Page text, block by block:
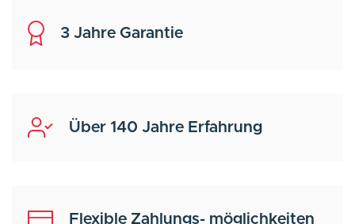
3 Jahre Garantie
Über 140 Jahre Erfahrung
Flexible Zahlungs- möglichkeiten